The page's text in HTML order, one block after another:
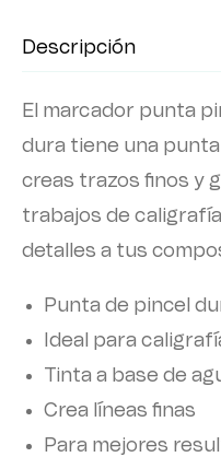
Descripción
El marcador punta
dura tiene una
creas trazos finos y
trabajos de
detalles a tus
Punta de pincel
Ideal para
Tinta a base de
Crea líneas finas
Para mejores